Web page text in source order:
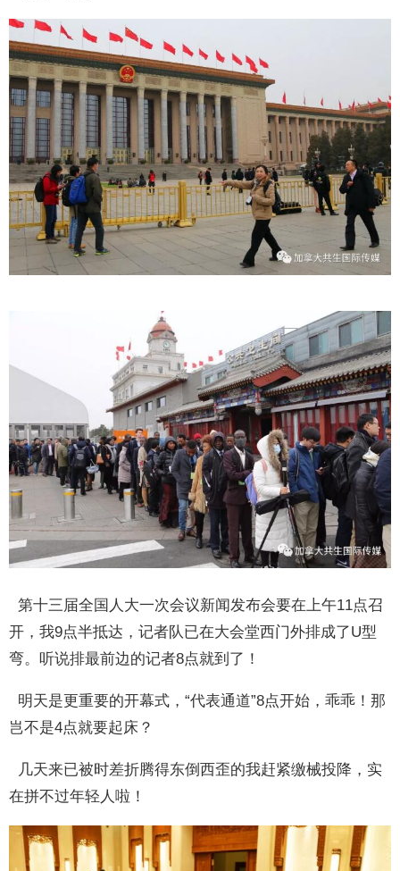
第十三届全国人大一次会议新闻发布会要在上午11点召
开，我9点半抵达，记者队已在大会堂西门外排成了U型
弯。听说排最前边的记者8点就到了！
明天是更重要的开幕式，“代表通道”8点开始，乖乖！那
岂不是4点就要起床？
几天来已被时差折腾得东倒西歪的我赶紧缴械投降，实
在拼不过年轻人啦！